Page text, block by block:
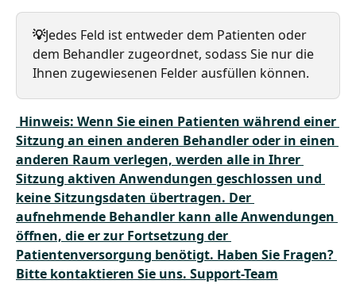
💡Jedes Feld ist entweder dem Patienten oder
dem Behandler zugeordnet, sodass Sie nur die
Ihnen zugewiesenen Felder ausfüllen können.
Sitzung an einen anderen Behandler oder in einen
anderen Raum verlegen, werden alle in Ihrer
Sitzung aktiven Anwendungen geschlossen und
keine Sitzungsdaten übertragen. Der
aufnehmende Behandler kann alle Anwendungen
öffnen, die er zur Fortsetzung der
Patientenversorgung benötigt. Haben Sie Fragen?
Bitte kontaktieren Sie uns. Support-Team